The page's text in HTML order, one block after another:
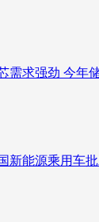
需求强劲 今年
新能源乘用车